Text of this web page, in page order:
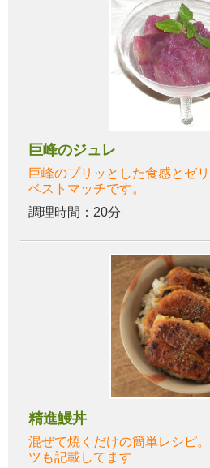
巨峰のジュレ
巨峰のプリッとした食感とゼ
ベストマッチです。
調理時間：20分
精進鰻丼
混ぜて焼くだけの簡単レシピ
ツも記載してます